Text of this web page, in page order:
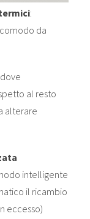
:
da
al resto
alterare
intelligente
il ricambio
eccesso)